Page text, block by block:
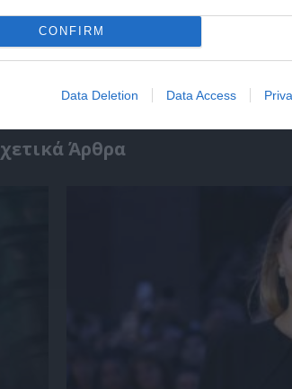
CONFIRM
Data Deletion Data Access
το Culturenow.gr
Άρθρα